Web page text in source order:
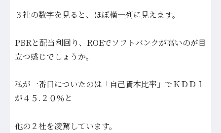
３社の数字を見ると、ほぼ横一列に見えます。
PBRと配当利回り、ROEでソフトバンクが高いのが目
立つ感じでしょうか。
私が一番目についたのは「自己資本比率」でＫＤＤＩ
が４５.２０％と
他の２社を凌駕しています。